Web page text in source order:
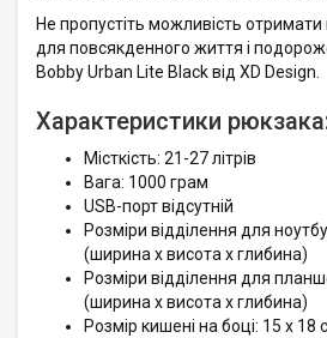
Не пропустіть можливість отримати
для повсякденного життя і
Bobby Urban Lite Black від XD Design.
Характеристики
Місткість: 21-27 літрів
Вага: 1000 грам
USB-порт відсутній
Розміри відділення для
(ширина x висота x глибина)
Розміри відділення для
(ширина x висота x глибина)
Розмір кишені на боці: 15 x